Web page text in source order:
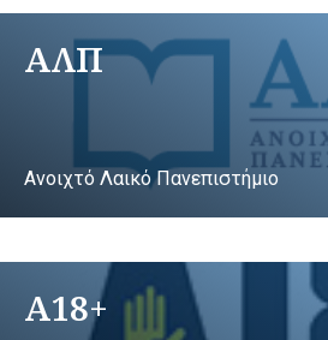
ΑΛΠ
Ανοιχτό Λαικό Πανεπιστήμιο
A18+